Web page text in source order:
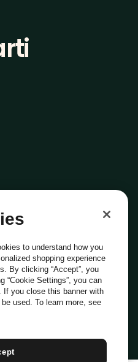
Cookie
to understand how you
shopping experience
By clicking “Accept”, you
“Cookie Settings”, you can
If you close this banner with
used. To learn more, see